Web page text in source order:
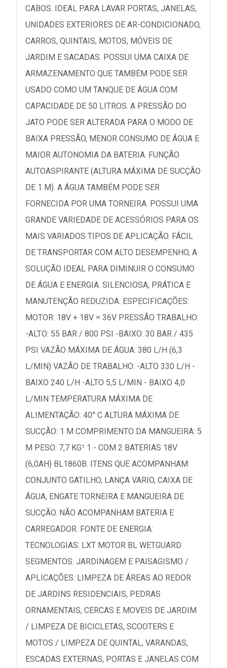
CABOS. IDEAL PARA LAVAR PORTAS, JANELAS,
UNIDADES EXTERIORES DE AR-CONDICIONADO,
CARROS, QUINTAIS, MOTOS, MÓVEIS DE
JARDIM E SACADAS. POSSUI UMA CAIXA DE
ARMAZENAMENTO QUE TAMBÉM PODE SER
USADO COMO UM TANQUE DE ÁGUA COM
CAPACIDADE DE 50 LITROS. A PRESSÃO DO
JATO PODE SER ALTERADA PARA O MODO DE
BAIXA PRESSÃO, MENOR CONSUMO DE ÁGUA E
MAIOR AUTONOMIA DA BATERIA. FUNÇÃO
AUTOASPIRANTE (ALTURA MÁXIMA DE SUCÇÃO
DE 1 M). A ÁGUA TAMBÉM PODE SER
FORNECIDA POR UMA TORNEIRA. POSSUI UMA
GRANDE VARIEDADE DE ACESSÓRIOS PARA OS
MAIS VARIADOS TIPOS DE APLICAÇÃO. FÁCIL
DE TRANSPORTAR COM ALTO DESEMPENHO, A
SOLUÇÃO IDEAL PARA DIMINUIR O CONSUMO
DE ÁGUA E ENERGIA. SILENCIOSA, PRÁTICA E
MANUTENÇÃO REDUZIDA. ESPECIFICAÇÕES:
MOTOR: 18V + 18V = 36V PRESSÃO TRABALHO:
-ALTO: 55 BAR / 800 PSI -BAIXO: 30 BAR / 435
PSI VAZÃO MÁXIMA DE ÁGUA: 380 L/H (6,3
L/MIN) VAZÃO DE TRABALHO: -ALTO 330 L/H -
BAIXO 240 L/H -ALTO 5,5 L/MIN - BAIXO 4,0
L/MIN TEMPERATURA MÁXIMA DE
ALIMENTAÇÃO: 40° C ALTURA MÁXIMA DE
SUCÇÃO: 1 M COMPRIMENTO DA MANGUEIRA: 5
M PESO: 7,7 KG¹ 1 - COM 2 BATERIAS 18V
(6,0AH) BL1860B. ITENS QUE ACOMPANHAM:
CONJUNTO GATILHO, LANÇA VARIO, CAIXA DE
ÁGUA, ENGATE TORNEIRA E MANGUEIRA DE
SUCÇÃO. NÃO ACOMPANHAM BATERIA E
CARREGADOR. FONTE DE ENERGIA:
TECNOLOGIAS: LXT MOTOR BL WETGUARD
SEGMENTOS: JARDINAGEM E PAISAGISMO /
APLICAÇÕES: LIMPEZA DE ÁREAS AO REDOR
DE JARDINS RESIDENCIAIS, PEDRAS
ORNAMENTAIS, CERCAS E MOVEIS DE JARDIM
/ LIMPEZA DE BICICLETAS, SCOOTERS E
MOTOS / LIMPEZA DE QUINTAL, VARANDAS,
ESCADAS EXTERNAS, PORTAS E JANELAS COM